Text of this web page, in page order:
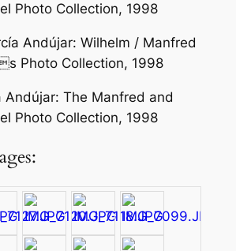
Photo Collection, 1998
Andújar: The Manfred and
Photo Collection, 1998